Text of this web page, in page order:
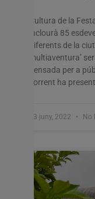
Cultura de la
inclourà 85
diferents de la
multiaventura’
pensada per a
Torrent ha
23 juny, 2022 No